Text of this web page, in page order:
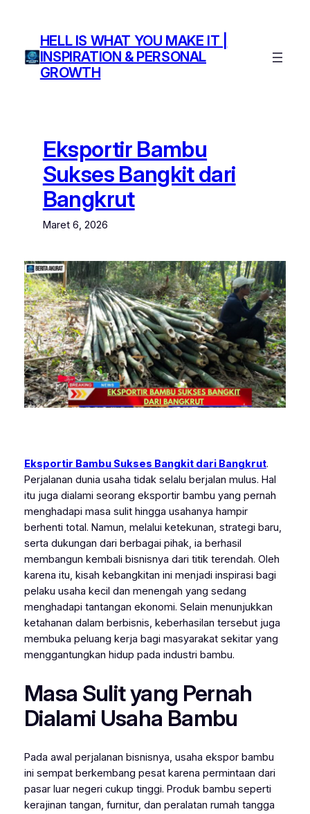
HELL IS WHAT YOU MAKE IT |
INSPIRATION & PERSONAL
GROWTH
Eksportir Bambu
Sukses Bangkit dari
Bangkrut
Maret 6, 2026
Eksportir Bambu Sukses Bangkit dari Bangkrut.
Perjalanan dunia usaha tidak selalu berjalan mulus. Hal
itu juga dialami seorang eksportir bambu yang pernah
menghadapi masa sulit hingga usahanya hampir
berhenti total. Namun, melalui ketekunan, strategi baru,
serta dukungan dari berbagai pihak, ia berhasil
membangun kembali bisnisnya dari titik terendah. Oleh
karena itu, kisah kebangkitan ini menjadi inspirasi bagi
pelaku usaha kecil dan menengah yang sedang
menghadapi tantangan ekonomi. Selain menunjukkan
ketahanan dalam berbisnis, keberhasilan tersebut juga
membuka peluang kerja bagi masyarakat sekitar yang
menggantungkan hidup pada industri bambu.
Masa Sulit yang Pernah
Dialami Usaha Bambu
Pada awal perjalanan bisnisnya, usaha ekspor bambu
ini sempat berkembang pesat karena permintaan dari
pasar luar negeri cukup tinggi. Produk bambu seperti
kerajinan tangan, furnitur, dan peralatan rumah tangga